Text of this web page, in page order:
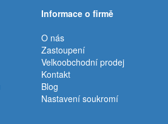
Informace o firmě
O nás
Zastoupení
Velkoobchodní prodej
Kontakt
Blog
Nastavení soukromí